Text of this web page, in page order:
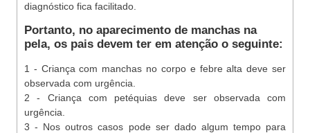
diagnóstico fica facilitado.
Portanto, no aparecimento de manchas na
pela, os pais devem ter em atenção o seguinte:
1 - Criança com manchas no corpo e febre alta deve ser
observada com urgência.
2 - Criança com petéquias deve ser observada com
urgência.
3 - Nos outros casos pode ser dado algum tempo para